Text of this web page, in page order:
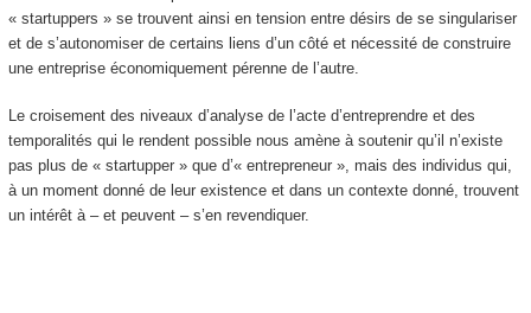
« startuppers » se trouvent ainsi en tension entre désirs de se singulariser
et de s’autonomiser de certains liens d’un côté et nécessité de construire
une entreprise économiquement pérenne de l’autre.
Le croisement des niveaux d’analyse de l’acte d’entreprendre et des
temporalités qui le rendent possible nous amène à soutenir qu’il n’existe
pas plus de « startupper » que d’« entrepreneur », mais des individus qui,
à un moment donné de leur existence et dans un contexte donné, trouvent
un intérêt à – et peuvent – s’en revendiquer.